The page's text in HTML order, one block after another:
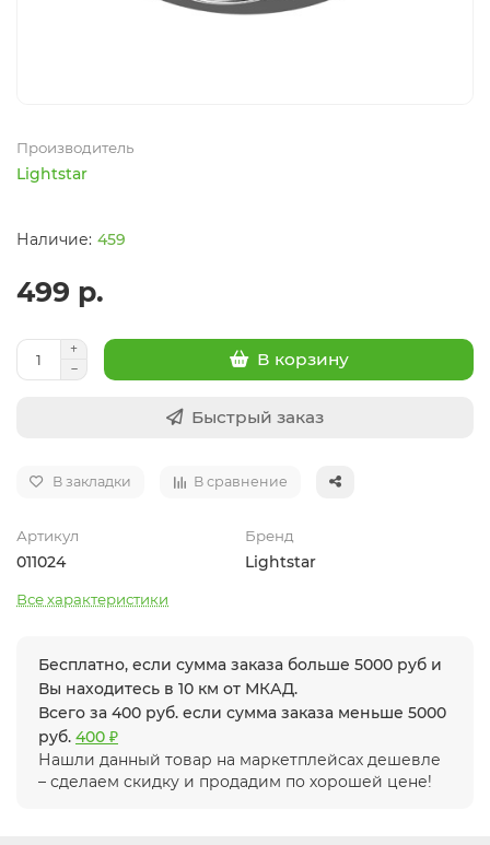
Производитель
Lightstar
459
499 р.
В корзину
Быстрый заказ
В закладки В сравнение
Артикул
011024
Бренд
Lightstar
Все характеристики
Бесплатно, если сумма заказа больше 5000 руб и
Вы находитесь в 10 км от МКАД.
Всего за 400 руб. если сумма заказа меньше 5000
руб. 400 ₽
Нашли данный товар на маркетплейсах дешевле
– сделаем скидку и продадим по хорошей цене!